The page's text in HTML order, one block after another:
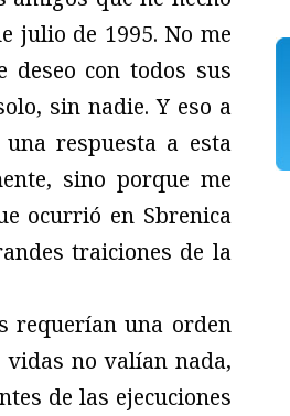
julio de 1995. No me
con todos sus
sin nadie. Y eso a
respuesta a esta
sino porque me
ocurrió en Sbrenica
traiciones de la
requerían una orden
vidas no valían nada,
de las ejecuciones